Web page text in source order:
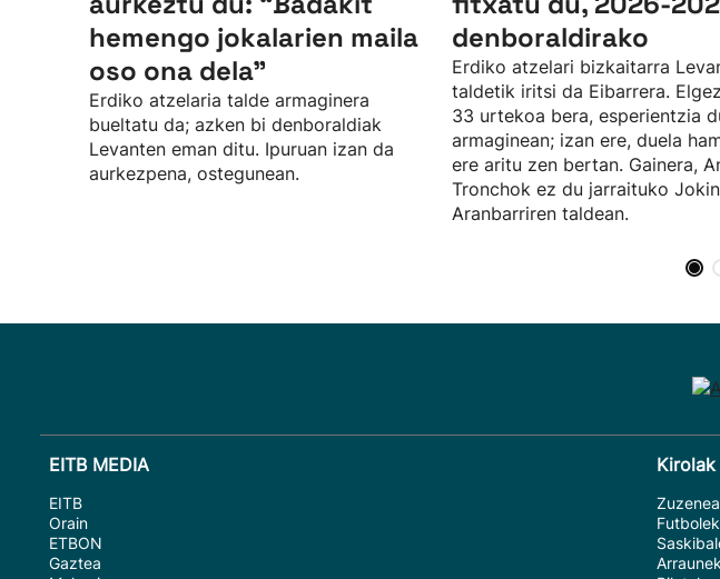
hemengo jokalarien maila
oso ona dela”
Erdiko atzelaria talde armaginera
bueltatu da; azken bi denboraldiak
Levanten eman ditu. Ipuruan izan da
aurkezpena, ostegunean.
denboraldirako
Erdiko atzelari bizkaitarra
taldetik iritsi da Eibarrera.
33 urtekoa bera, esperientzia
armaginean; izan ere, duela
ere aritu zen bertan. Gainera,
Tronchok ez du jarraituko Jokin
Aranbarriren taldean.
EITB MEDIA
EITB
Orain
ETBON
Gaztea
Kirolak